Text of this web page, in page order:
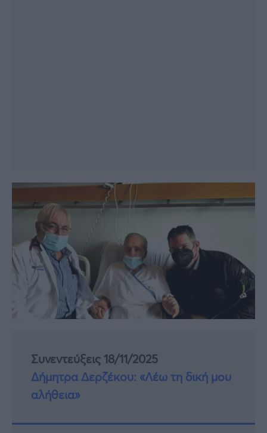
Συνεντεύξεις 18/11/2025
Δήμητρα Δερζέκου: «Λέω τη δική μου
αλήθεια»